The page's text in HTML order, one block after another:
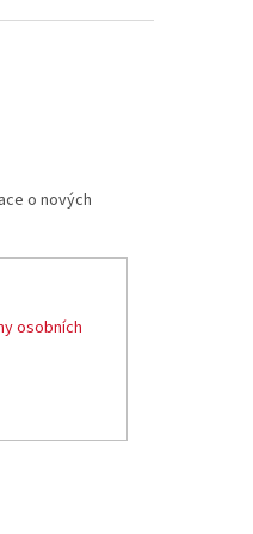
o nových
osobních